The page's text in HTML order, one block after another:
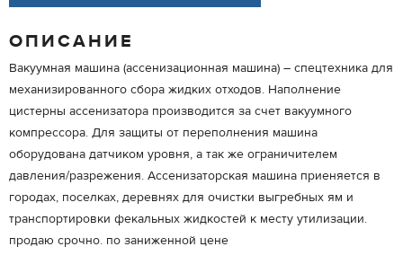
ОПИСАНИЕ
Вакуумная машина (ассенизационная машина) – спецтехника для
механизированного сбора жидких отходов. Наполнение
цистерны ассенизатора производится за счет вакуумного
компрессора. Для защиты от переполнения машина
оборудована датчиком уровня, а так же ограничителем
давления/разрежения. Ассенизаторская машина приеняется в
городах, поселках, деревнях для очистки выгребных ям и
транспортировки фекальных жидкостей к месту утилизации.
продаю срочно. по заниженной цене